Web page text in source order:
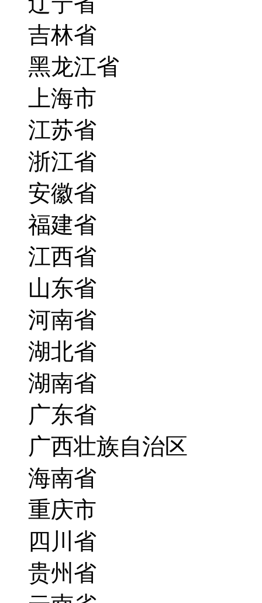
吉林省
黑龙江省
上海市
江苏省
浙江省
安徽省
福建省
江西省
山东省
河南省
湖北省
湖南省
广东省
广西壮族自治区
海南省
重庆市
四川省
贵州省